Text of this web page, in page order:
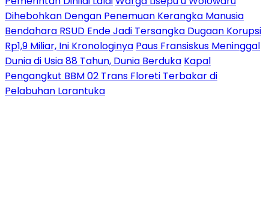
Dihebohkan Dengan Penemuan Kerangka Manusia
Bendahara RSUD Ende Jadi Tersangka Dugaan Korupsi
Rp1,9 Miliar, Ini Kronologinya Paus Fransiskus Meninggal
Dunia di Usia 88 Tahun, Dunia Berduka Kapal
Pengangkut BBM 02 Trans Floreti Terbakar di
Pelabuhan Larantuka